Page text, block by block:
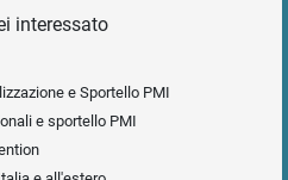
interessato
e Sportello PMI
e sportello PMI